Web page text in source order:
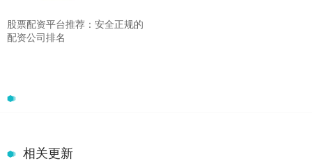
股票配资平台推荐：安全正规的
配资公司排名
相关更新